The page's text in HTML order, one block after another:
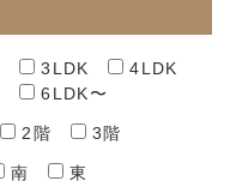
3LDK
4LDK
6LDK〜
2階 3階
南 東